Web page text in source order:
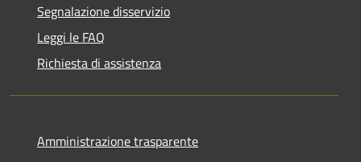
Segnalazione disservizio
Leggi le FAQ
Richiesta di assistenza
Amministrazione trasparente